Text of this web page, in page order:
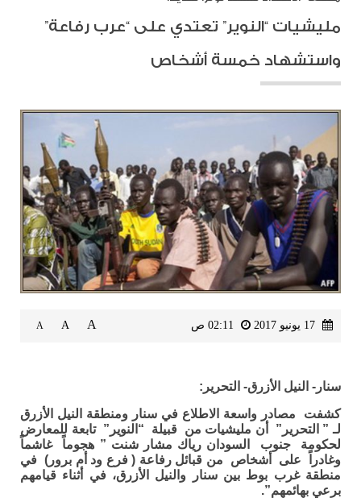
مليشيات “النوير” تعتدي على “عرب رفاعة”
واستشهاد خمسة أشخاص
A
A
A
سنار- النيل الأزرق- التحرير:
كشفت مصادر واسعة الاطلاع في سنار ومنطقة النيل الأزرق
لـ ” التحرير” أن مليشيات من قبيلة “النوير” تابعة للمعارض
لحكومة جنوب السودان رياك مشار شنت ” هجوماً غاشماً
وغادراً على أشخاص من قبائل رفاعة ( فرع ود أم برور) في
منطقة غرب بوط بين سنار والنيل الأزرق، في أثناء قيامهم
برعي بهائمهم”.